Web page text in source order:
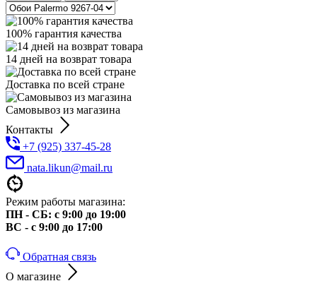
100% гарантия качества
14 дней на возврат товара
Доставка по всей стране
Самовывоз из магазина
Контакты
+7 (925) 337-45-28
nata.likun@mail.ru
Режим работы магазина:
ПН - СБ: с 9:00 до 19:00
ВС - с 9:00 до 17:00
Обратная связь
О магазине